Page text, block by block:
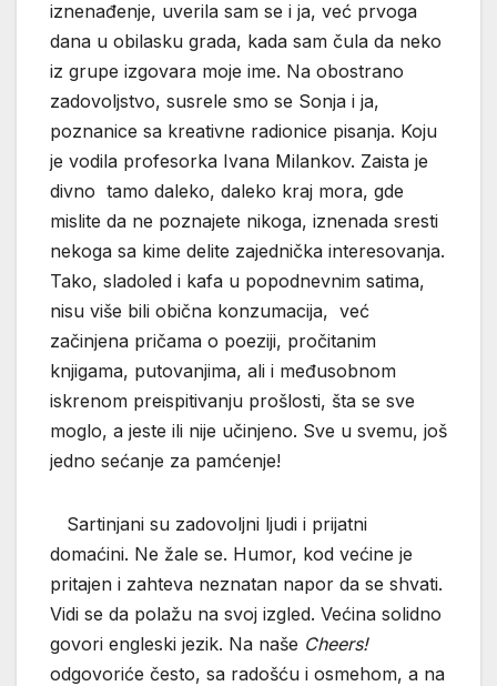
iznenađenje, uverila sam se i ja, već prvoga
dana u obilasku grada, kada sam čula da neko
iz grupe izgovara moje ime. Na obostrano
zadovoljstvo, susrele smo se Sonja i ja,
poznanice sa kreativne radionice pisanja. Koju
je vodila profesorka Ivana Milankov. Zaista je
divno tamo daleko, daleko kraj mora, gde
mislite da ne poznajete nikoga, iznenada sresti
nekoga sa kime delite zajednička interesovanja.
Tako, sladoled i kafa u popodnevnim satima,
nisu više bili obična konzumacija, već
začinjena pričama o poeziji, pročitanim
knjigama, putovanjima, ali i međusobnom
iskrenom preispitivanju prošlosti, šta se sve
moglo, a jeste ili nije učinjeno. Sve u svemu, još
jedno sećanje za pamćenje!
Sartinjani su zadovoljni ljudi i prijatni
domaćini. Ne žale se. Humor, kod većine je
pritajen i zahteva neznatan napor da se shvati.
Vidi se da polažu na svoj izgled. Većina solidno
govori engleski jezik. Na naše Cheers!
odgovoriće često, sa radošću i osmehom, a na